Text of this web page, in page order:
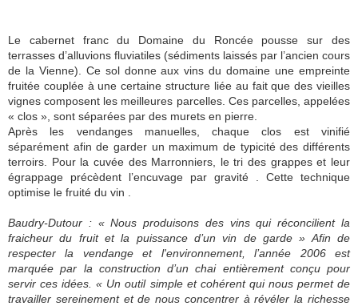
Le cabernet franc du Domaine du Roncée pousse sur des
terrasses d’alluvions fluviatiles (sédiments laissés par l’ancien cours
de la Vienne). Ce sol donne aux vins du domaine une empreinte
fruitée couplée à une certaine structure liée au fait que des vieilles
vignes composent les meilleures parcelles. Ces parcelles, appelées
« clos », sont séparées par des murets en pierre.
Après les vendanges manuelles, chaque clos est vinifié
séparément afin de garder un maximum de typicité des différents
terroirs. Pour la cuvée des Marronniers, le tri des grappes et leur
égrappage précèdent l’encuvage par gravité . Cette technique
optimise le fruité du vin .
Baudry-Dutour : « Nous produisons des vins qui réconcilient la
fraicheur du fruit et la puissance d’un vin de garde » Afin de
respecter la vendange et l'environnement, l’année 2006 est
marquée par la construction d’un chai entièrement conçu pour
servir ces idées. « Un outil simple et cohérent qui nous permet de
travailler sereinement et de nous concentrer à révéler la richesse